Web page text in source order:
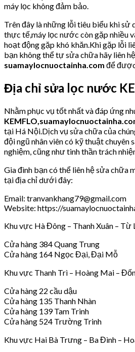
máy lọc không đảm bảo.
Trên đây là những lỗi tiêu biểu khi sử
thực tế,máy lọc nước còn gặp nhiều
hoạt động gặp khó khăn.Khi gặp lỗi
bạn không thể tự sửa chữa hãy liên
suamaylocnuoctainha.com để
Địa chỉ sửa lọc nước
Nhằm phục vụ tốt nhất và đáp ứng
KEMFLO,
tại Há Nội.Dịch vụ sửa chữa của
đội ngũ nhân viên có kỹ thuật chuyên
nghiệm, cũng như tinh thần trách
Gia đình bạn có thể liên hệ sửa chữa
tại địa chỉ dưới đây:
Email: tranvankhang79@gmail.com
Website: https://
Khu vực Hà Đông – Thanh Xuân – Từ
Cửa hàng 384 Quang Trung
Cửa hàng 164 Ngọc Đại, Đại Mỗ
Khu vực Thanh Trì – Hoàng Mai –
Cửa hàng 22 cầu dậu
Cửa hàng 135 Thanh Nhàn
Cửa hàng 139 Tam Trinh
Cửa hàng 524 Trường Trinh
Khu vực Hai Bà Trưng – Ba Đình –